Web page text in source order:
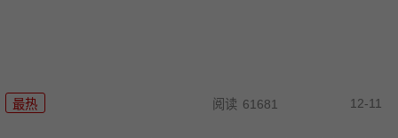
最热 阅读 61681 12-11